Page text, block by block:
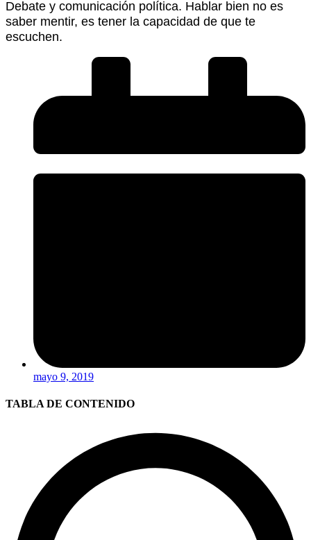
Debate y comunicación política. Hablar bien no es
saber mentir, es tener la capacidad de que te
escuchen.
mayo 9, 2019
TABLA DE CONTENIDO